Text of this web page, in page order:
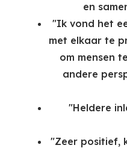
en
"Ik vond het
met elkaar te
om mensen
andere
"Heldere
"Zeer positief,